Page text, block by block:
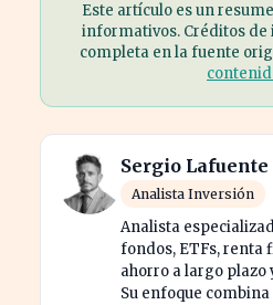
Este artículo es un
informativos. Créditos de
completa en la fuente
Sergio
Analista Inversión
Analista
fondos, ETFs, renta
ahorro a largo
Su enfoque